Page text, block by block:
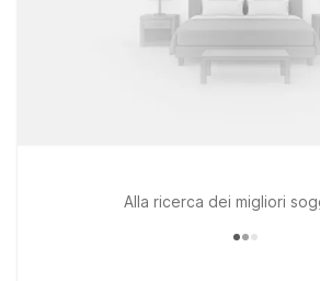
Alla ricerca dei migliori